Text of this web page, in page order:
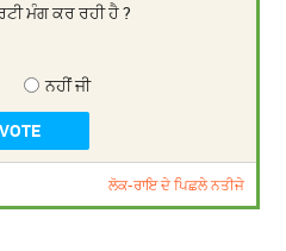
ਮੰਗ ਕਰ ਰਹੀ ਹੈ ?
ਨਹੀਂ ਜੀ
ਲੋਕ-ਰਾਇ ਦੇ ਪਿਛਲੇ ਨਤੀਜੇ